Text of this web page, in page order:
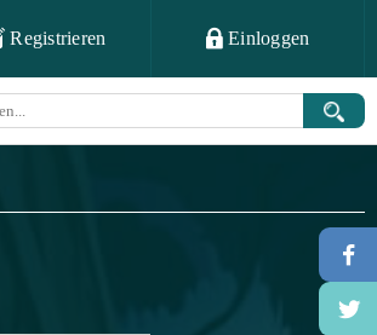
Registrieren Einloggen